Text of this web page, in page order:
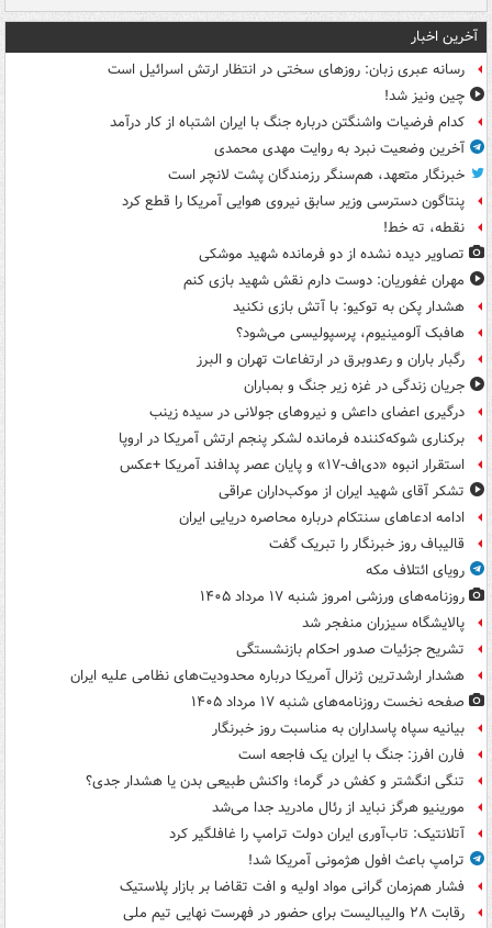
آخرین اخبار
رسانه عبری زبان: روزهای سختی در انتظار ارتش اسرائیل است
چین ونیز شد!
کدام فرضیات واشنگتن درباره جنگ با ایران اشتباه از کار درآمد
آخرین وضعیت نبرد به روایت مهدی محمدی
خبرنگار متعهد، هم‌سنگر رزمندگان پشت لانچر است
پنتاگون دسترسی وزیر سابق نیروی هوایی آمریکا را قطع کرد
نقطه، ته خط!
تصاویر دیده‌ نشده از دو فرمانده شهید موشکی
مهران غفوریان: دوست دارم نقش شهید بازی کنم
هشدار پکن به توکیو: با آتش بازی نکنید
هافبک آلومینیوم، پرسپولیسی می‌شود؟
رگبار باران و رعدوبرق در ارتفاعات تهران و البرز
جریان زندگی در غزه زیر جنگ و بمباران
درگیری اعضای داعش و نیروهای جولانی در سیده زینب
برکناری شوکه‌کننده فرمانده لشکر پنجم ارتش آمریکا در اروپا
استقرار انبوه «دی‌اف‑۱۷» و پایان عصر پدافند آمریکا +عکس
تشکر آقای شهید ایران از موکب‌داران عراقی
ادامه ادعاهای سنتکام درباره محاصره دریایی ایران
قالیباف روز خبرنگار را تبریک گفت
رویای ائتلاف مکه
روزنامه‌های ورزشی امروز ‌شنبه ۱۷ مرداد ۱۴۰۵
پالایشگاه سیزران منفجر شد
تشریح جزئیات صدور احکام بازنشستگی
هشدار ارشدترین ژنرال آمریکا درباره محدودیت‌های نظامی علیه ایران
صفحه نخست روزنامه‌های شنبه ۱۷ مرداد ۱۴۰۵
بیانیه سپاه پاسداران به مناسبت روز خبرنگار
فارن افرز: جنگ با ایران یک فاجعه است
تنگی انگشتر و کفش در گرما؛ واکنش طبیعی بدن یا هشدار جدی؟
مورینیو هرگز نباید از رئال مادرید جدا می‌شد
آتلانتیک: تاب‌آوری ایران دولت ترامپ را غافلگیر کرد
ترامپ باعث افول هژمونی آمریکا شد!
فشار هم‌زمان گرانی مواد اولیه و افت تقاضا بر بازار پلاستیک
رقابت ۲۸ والیبالیست برای حضور در فهرست نهایی تیم ملی